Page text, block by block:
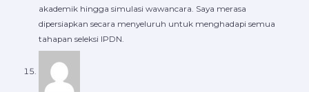
akademik hingga simulasi wawancara. Saya merasa
dipersiapkan secara menyeluruh untuk menghadapi semua
tahapan seleksi IPDN.